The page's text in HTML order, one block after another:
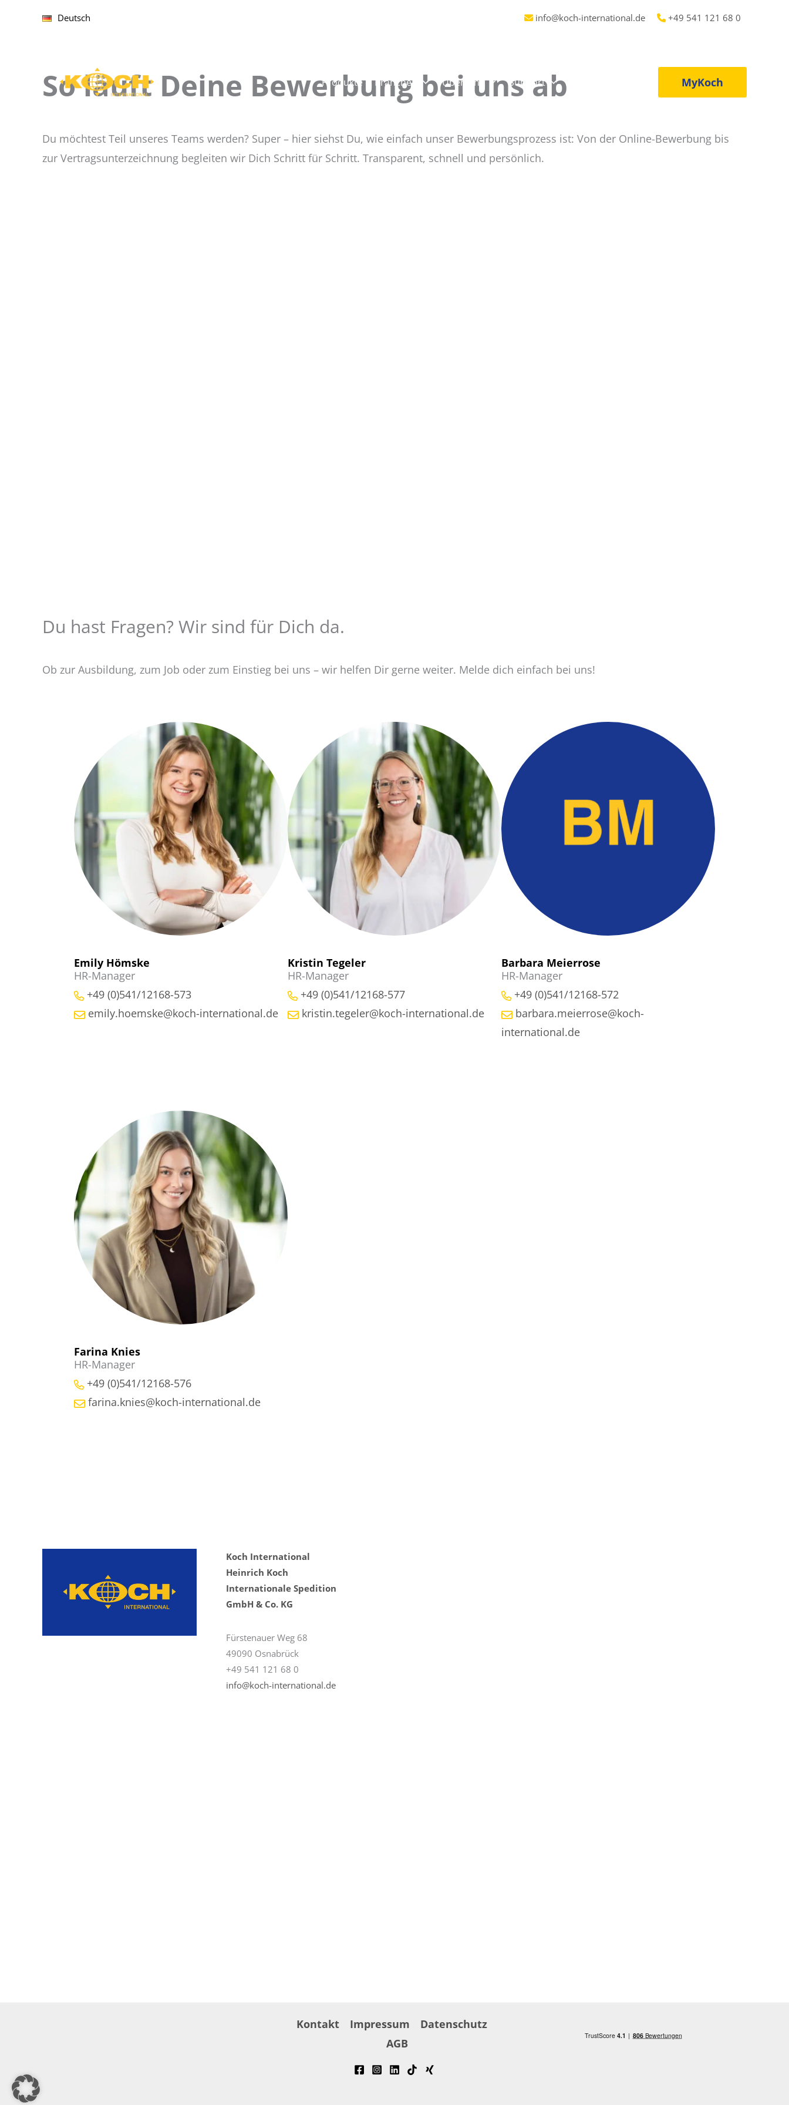
Deutsch info@koch-international.de +49 541 121 68 0
Produkte & Branchen Über Uns Support MyKoch
So läuft Deine Bewerbung bei uns ab
Du möchtest Teil unseres Teams werden? Super – hier siehst Du, wie einfach unser Bewerbungsprozess ist: Von der Online-Bewerbung bis
zur Vertragsunterzeichnung begleiten wir Dich Schritt für Schritt. Transparent, schnell und persönlich.
Du hast Fragen? Wir sind für Dich da.
Ob zur Ausbildung, zum Job oder zum Einstieg bei uns – wir helfen Dir gerne weiter. Melde dich einfach bei uns!
Emily Hömske
HR-Manager
+49 (0)541/12168-573
emily.hoemske@koch-international.de
Kristin Tegeler
HR-Manager
+49 (0)541/12168-577
kristin.tegeler@koch-international.de
Barbara Meierrose
HR-Manager
+49 (0)541/12168-572
barbara.meierrose@koch-
international.de
Farina Knies
HR-Manager
+49 (0)541/12168-576
farina.knies@koch-international.de
Koch International
Heinrich Koch
Internationale Spedition
GmbH & Co. KG
Fürstenauer Weg 68
49090 Osnabrück
+49 541 121 68 0
info@koch-international.de
Kontakt Impressum
Datenschutz
AGB